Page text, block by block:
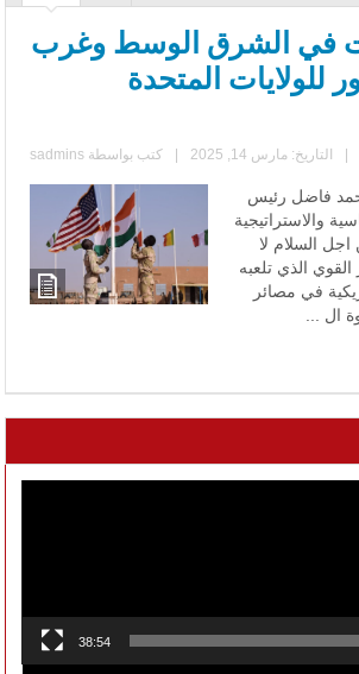
في الشرق الوسط وغرب
للولايات المتحدة
كتب بواسطة sadmins | التاريخ: مارس 14, 2025 |
فاضل رئيس
والاستراتيجية
السلام لا
الذي تلعبه
في مصائر
ال ...
38:54